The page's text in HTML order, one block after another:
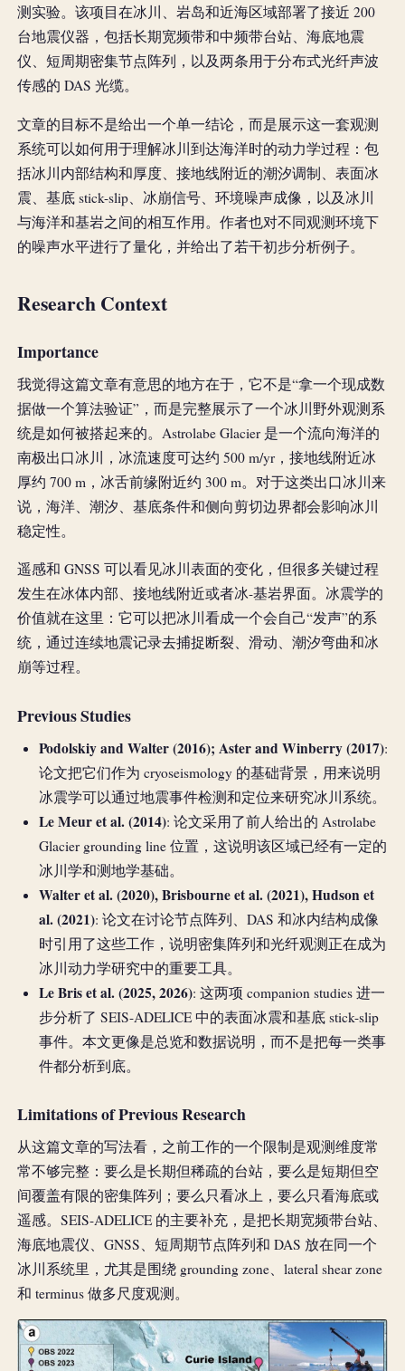
测实验。该项目在冰川、岩岛和近海区域部署了接近 200
台地震仪器，包括长期宽频带和中频带台站、海底地震
仪、短周期密集节点阵列，以及两条用于分布式光纤声波
传感的 DAS 光缆。
文章的目标不是给出一个单一结论，而是展示这一套观测
系统可以如何用于理解冰川到达海洋时的动力学过程：包
括冰川内部结构和厚度、接地线附近的潮汐调制、表面冰
震、基底 stick-slip、冰崩信号、环境噪声成像，以及冰川
与海洋和基岩之间的相互作用。作者也对不同观测环境下
的噪声水平进行了量化，并给出了若干初步分析例子。
Research Context
Importance
我觉得这篇文章有意思的地方在于，它不是“拿一个现成数
据做一个算法验证”，而是完整展示了一个冰川野外观测系
统是如何被搭起来的。Astrolabe Glacier 是一个流向海洋的
南极出口冰川，冰流速度可达约 500 m/yr，接地线附近冰
厚约 700 m，冰舌前缘附近约 300 m。对于这类出口冰川来
说，海洋、潮汐、基底条件和侧向剪切边界都会影响冰川
稳定性。
遥感和 GNSS 可以看见冰川表面的变化，但很多关键过程
发生在冰体内部、接地线附近或者冰-基岩界面。冰震学的
价值就在这里：它可以把冰川看成一个会自己“发声”的系
统，通过连续地震记录去捕捉断裂、滑动、潮汐弯曲和冰
崩等过程。
Previous Studies
Podolskiy and Walter (2016); Aster and Winberry (2017):
论文把它们作为 cryoseismology 的基础背景，用来说明
冰震学可以通过地震事件检测和定位来研究冰川系统。
Le Meur et al. (2014): 论文采用了前人给出的 Astrolabe
Glacier grounding line 位置，这说明该区域已经有一定的
冰川学和测地学基础。
Walter et al. (2020), Brisbourne et al. (2021), Hudson et
al. (2021): 论文在讨论节点阵列、DAS 和冰内结构成像
时引用了这些工作，说明密集阵列和光纤观测正在成为
冰川动力学研究中的重要工具。
Le Bris et al. (2025, 2026): 这两项 companion studies 进一
步分析了 SEIS-ADELICE 中的表面冰震和基底 stick-slip
事件。本文更像是总览和数据说明，而不是把每一类事
件都分析到底。
Limitations of Previous Research
从这篇文章的写法看，之前工作的一个限制是观测维度常
常不够完整：要么是长期但稀疏的台站，要么是短期但空
间覆盖有限的密集阵列；要么只看冰上，要么只看海底或
遥感。SEIS-ADELICE 的主要补充，是把长期宽频带台站、
海底地震仪、GNSS、短周期节点阵列和 DAS 放在同一个
冰川系统里，尤其是围绕 grounding zone、lateral shear zone
和 terminus 做多尺度观测。